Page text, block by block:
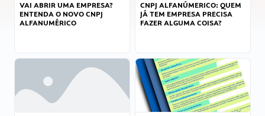
VAI ABRIR UMA EMPRESA?
ENTENDA O NOVO CNPJ
ALFANUMÉRICO
CNPJ ALFANÚMERICO: QUEM
JÁ TEM EMPRESA PRECISA
FAZER ALGUMA COISA?